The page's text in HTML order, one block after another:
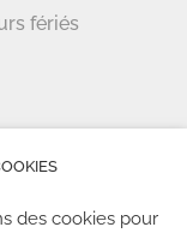
fériés
des cookies pour